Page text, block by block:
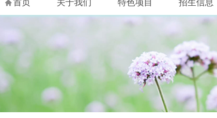
首页 关于我们 特色项目 招生信息